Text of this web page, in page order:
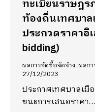
ทะเบียนราษฎร
ท้องถิ่นเทศบาล
ประกวดราคาอิ
bidding)
ผลการจัดซื้อจัดจ้าง,ผลก
27/12/2023
ประกาศเทศบาลเมื
ชนะการเสนอราคา…